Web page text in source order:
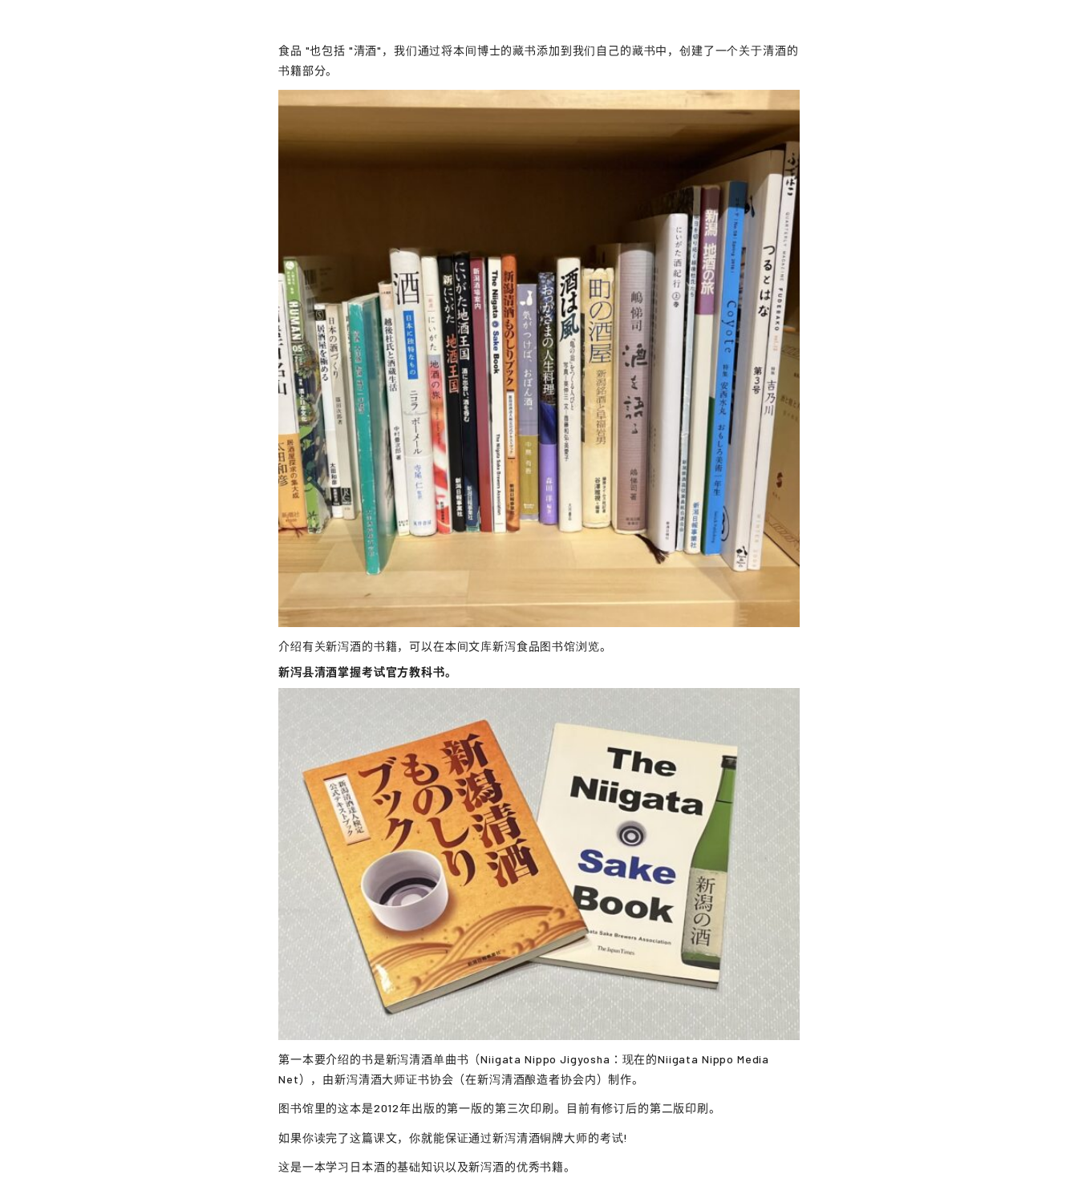
食品 "也包括 "清酒"，我们通过将本间博士的藏书添加到我们自己的藏书中，创建了一个关于清酒的
书籍部分。
介绍有关新泻酒的书籍，可以在本间文库新泻食品图书馆浏览。
新泻县清酒掌握考试官方教科书。
第一本要介绍的书是新泻清酒单曲书（Niigata Nippo Jigyosha：现在的Niigata Nippo Media
Net），由新泻清酒大师证书协会（在新泻清酒酿造者协会内）制作。
图书馆里的这本是2012年出版的第一版的第三次印刷。目前有修订后的第二版印刷。
如果你读完了这篇课文，你就能保证通过新泻清酒铜牌大师的考试!
这是一本学习日本酒的基础知识以及新泻酒的优秀书籍。